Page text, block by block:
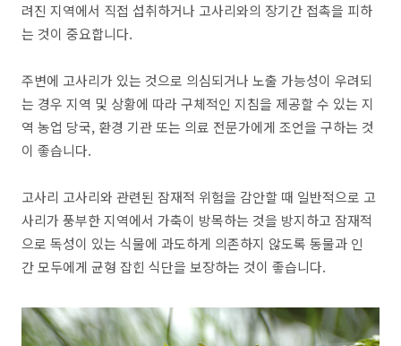
려진 지역에서 직접 섭취하거나 고사리와의 장기간 접촉을 피하
는 것이 중요합니다.
주변에 고사리가 있는 것으로 의심되거나 노출 가능성이 우려되
는 경우 지역 및 상황에 따라 구체적인 지침을 제공할 수 있는 지
역 농업 당국, 환경 기관 또는 의료 전문가에게 조언을 구하는 것
이 좋습니다.
고사리 고사리와 관련된 잠재적 위험을 감안할 때 일반적으로 고
사리가 풍부한 지역에서 가축이 방목하는 것을 방지하고 잠재적
으로 독성이 있는 식물에 과도하게 의존하지 않도록 동물과 인
간 모두에게 균형 잡힌 식단을 보장하는 것이 좋습니다.